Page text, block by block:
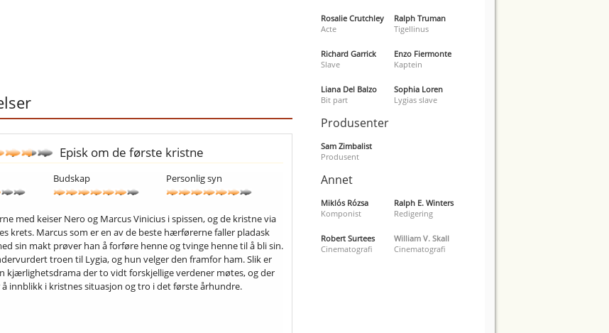
Rosalie Crutchley
Acte
Ralph Truman
Tigellinus
Richard Garrick
Slave
Enzo Fiermonte
Kaptein
Liana Del Balzo
Bit part
Sophia Loren
Lygias slave
Produsenter
Sam Zimbalist
Produsent
Annet
Miklós Rózsa
Komponist
Ralph E. Winters
Redigering
Robert Surtees
Cinematografi
William V. Skall
Cinematografi
Episk om de første kristne
Budskap Personlig syn
med keiser Nero og Marcus Vinicius i spissen, og de kristne via
krets. Marcus som er en av de beste hærførerne faller pladask
sin makt prøver han å forføre henne og tvinge henne til å bli sin.
troen til Lygia, og hun velger den framfor ham. Slik er
kjærlighetsdrama der to vidt forskjellige verdener møtes, og der
innblikk i kristnes situasjon og tro i det første århundre.